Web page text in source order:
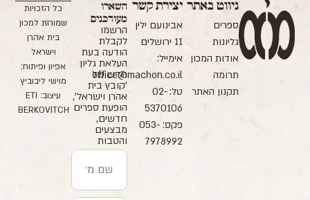
ניווט באתר
ספרים
גליונות
אודות המכון
תרומה
תקנון האתר
יצירת קשר
אבינועם ילין
11 ירושלים
אימייל:
office@machon.co.il
טל: 02-
5370106
פקס: 053-
7978992
השארו
מעודכנים
הרשמו
לקבלת
הודעה בעת
העלאת גליון
חדש של
'קובץ בית
אהרן וישראל',
הופעת ספרים
חדשים,
מבצעים
והטבות
כל הזכויות
שמורות למכון
בית אהרן
וישראל
אפיון ופיתוח:
מוישי ליבוביץ
עיצוב: ETI
BERKOVITCH